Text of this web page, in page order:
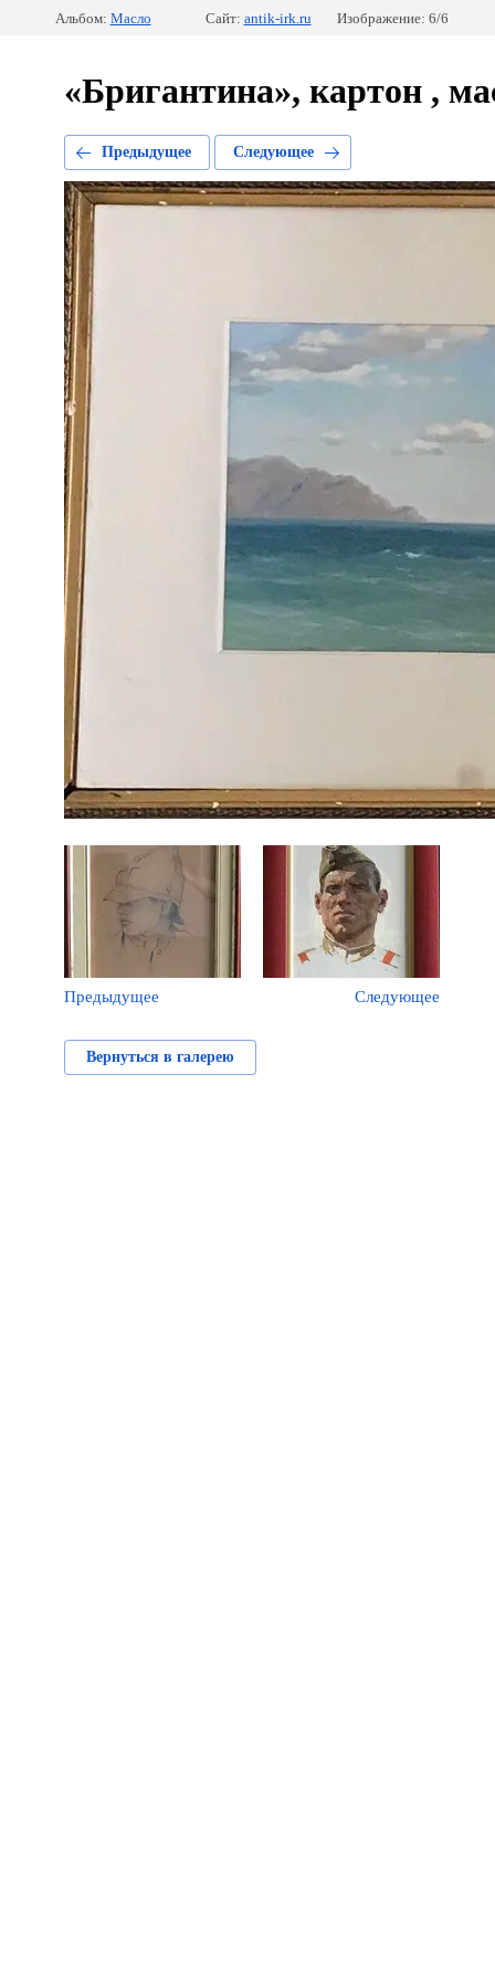
Альбом: Масло Сайт: antik-irk.ru Изображение: 6/6
«Бригантина», картон ,
Предыдущее Следующее
Предыдущее Следующее
Вернуться в галерею